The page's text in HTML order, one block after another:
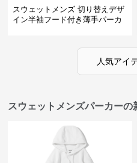
スウェットメンズ 切り替えデザ
イン半袖フード付き薄手パーカ
人気アイ
スウェットメンズパーカーの